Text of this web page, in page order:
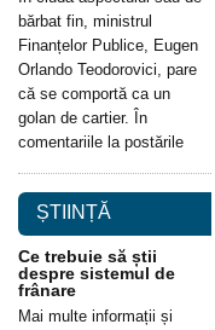
bărbat fin, ministrul
Finanțelor Publice, Eugen
Orlando Teodorovici, pare
că se comportă ca un
golan de cartier. În
comentariile la postările
ȘTIINȚĂ
Ce trebuie să știi
despre sistemul de
frânare
Mai multe informații și